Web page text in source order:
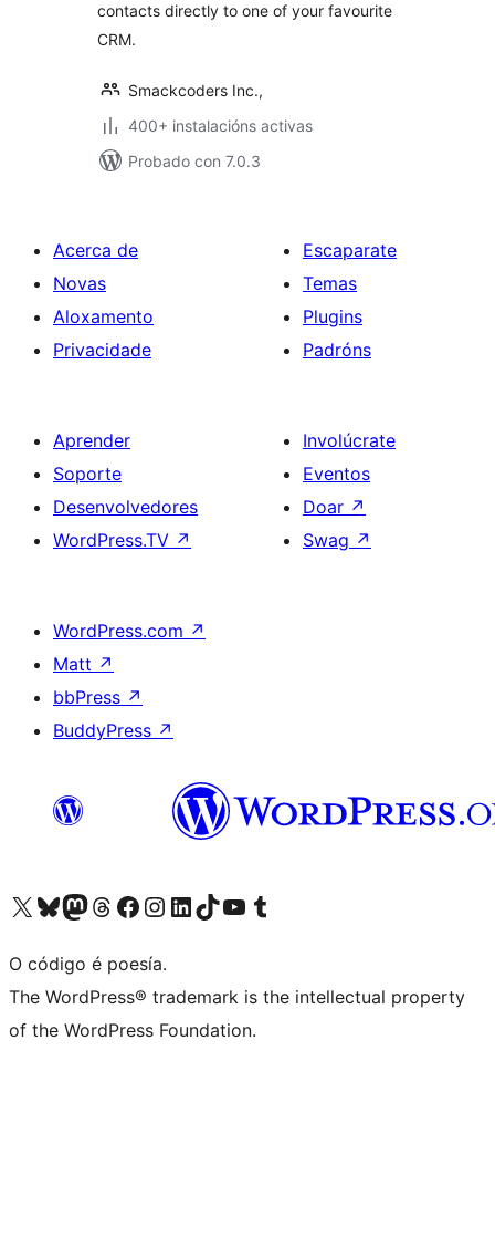
contacts directly to one of your favourite
CRM.
Smackcoders Inc.,
400+ instalacións activas
Probado con 7.0.3
Acerca de
Novas
Aloxamento
Privacidade
Escaparate
Temas
Plugins
Padróns
Aprender
Soporte
Desenvolvedores
WordPress.TV ↗
Involúcrate
Eventos
Doar ↗
Swag ↗
WordPress.com ↗
Matt ↗
bbPress ↗
BuddyPress ↗
Visita la cuenta de X (anteriormente Twitter)
Visita a nosa conta de Bluesky
Visita a nosa conta de Mastodon
Visita a nosa conta de Threads
Visita a nosa páxina de Facebook
Visita a nosa conta de Instagram
Visita a nosa conta de LinkedIn
Visita a nosa conta de TikTok
Visita a nosa canle de YouTube
Visita a nosa conta de Tumblr
O código é poesía.
The WordPress® trademark is the intellectual property
of the WordPress Foundation.